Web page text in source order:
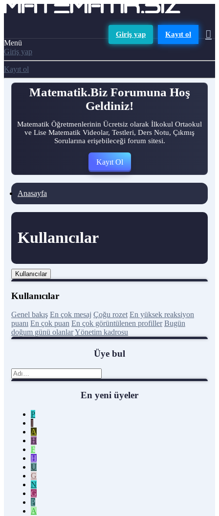
Giriş yap Kayıt ol
Menü
Giriş yap
Kayıt ol
Matematik.Biz Forumuna Hoş
Geldiniz!
Matematik Öğretmenlerinin Ücretsiz olarak İlkokul Ortaokul
ve Lise Matematik Videolar, Testleri, Ders Notu, Çıkmış
Sorularına erişebileceği forum sitesi.
Kayıt Ol
Anasayfa
Kullanıcılar
Kullanıcılar
Kullanıcılar
Genel bakış En çok mesaj Çoğu rozet En yüksek reaksiyon
puanı En çok puan En çok görüntülenen profiller Bugün
doğum günü olanlarYönetim kadrosu
Üye bul
En yeni üyeler
P
I
A
H
F
H
U
G
N
G
P
A